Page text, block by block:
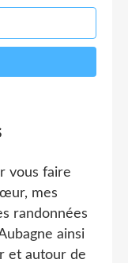
vous faire
mes
randonnées
ainsi
et autour de